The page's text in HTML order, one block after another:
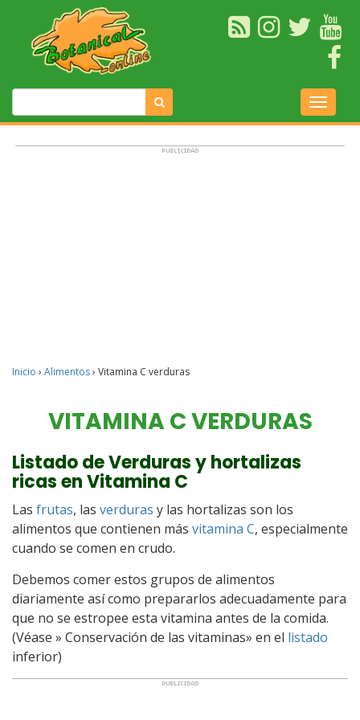
Inicio › Alimentos› Vitamina C verduras
VITAMINA C VERDURAS
Listado de Verduras y hortalizas
ricas en Vitamina C
Las frutas, las verduras y las hortalizas son los
alimentos que contienen más vitamina C, especialmente
cuando se comen en crudo.
Debemos comer estos grupos de alimentos
diariamente así como prepararlos adecuadamente para
que no se estropee esta vitamina antes de la comida.
(Véase » Conservación de las vitaminas» en el listado
inferior)